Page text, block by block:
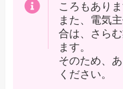
ころもありま
また、電気
合は、さら
ます。
そのため、
ください。